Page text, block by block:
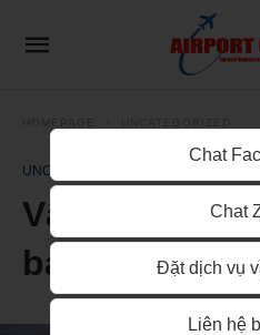
UNCATEGORIZED
Vận tải hàng
bay SGN đến
Chat
Chat
Đặt dịch vụ
Liên hệ